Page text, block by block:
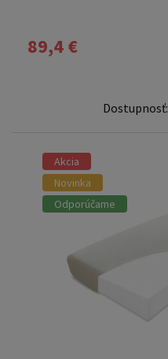
89,4 €
Dostupnosť:
Akcia
Novinka
Odporúčame